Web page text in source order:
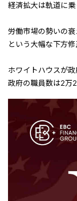
経済拡大は軌道に
労働市場の勢いの
という大幅な下方
ホワイトハウスが
政府の職員数は2万